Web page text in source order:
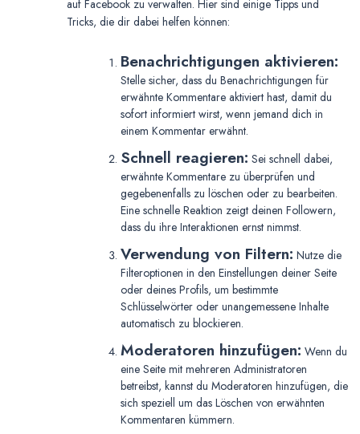
auf Facebook zu verwalten. Hier sind einige Tipps und
Tricks, die dir dabei helfen können:
Benachrichtigungen aktivieren:
Stelle sicher, dass du Benachrichtigungen für
erwähnte Kommentare aktiviert hast, damit du
sofort informiert wirst, wenn jemand dich in
einem Kommentar erwähnt.
Schnell reagieren: Sei schnell dabei,
erwähnte Kommentare zu überprüfen und
gegebenenfalls zu löschen oder zu bearbeiten.
Eine schnelle Reaktion zeigt deinen Followern,
dass du ihre Interaktionen ernst nimmst.
Verwendung von Filtern: Nutze die
Filteroptionen in den Einstellungen deiner Seite
oder deines Profils, um bestimmte
Schlüsselwörter oder unangemessene Inhalte
automatisch zu blockieren.
Moderatoren hinzufügen: Wenn du
eine Seite mit mehreren Administratoren
betreibst, kannst du Moderatoren hinzufügen, die
sich speziell um das Löschen von erwähnten
Kommentaren kümmern.